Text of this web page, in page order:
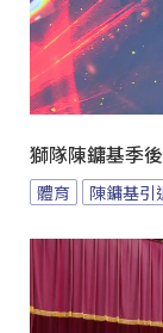
獅隊陳鏞基季
體育 陳鏞基引